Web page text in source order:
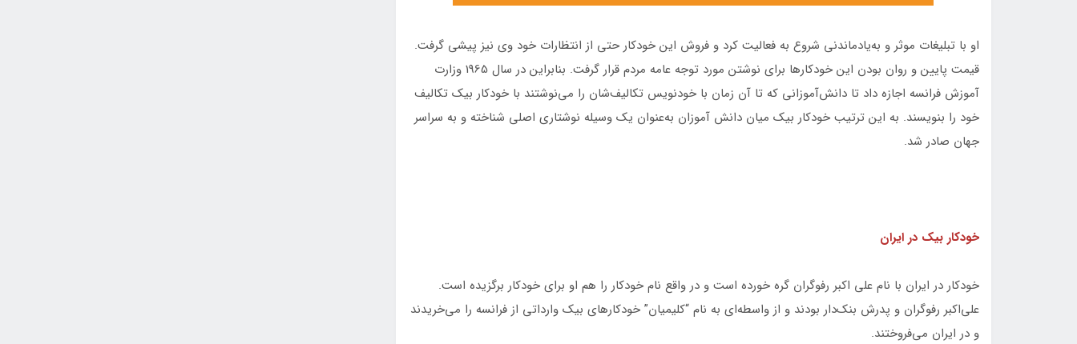
او با تبلیغات موثر و به‌یادماندنی شروع به فعالیت كرد و فروش این خودكار حتی از انتظارات خود وی نیز پیشی گرفت.
قیمت پایین و روان بودن این خودکارها برای نوشتن مورد توجه عامه مردم قرار گرفت. بنابراین در سال 1965 وزارت
آموزش فرانسه اجازه داد تا دانش‌آموزانی که تا آن زمان با خودنویس تکالیف‌شان را می‌نوشتند با خودکار بیک تکالیف
خود را بنویسند. به این ترتیب خودکار بیک میان دانش آموزان به‌عنوان یک وسیله نوشتاری اصلی شناخته و به سراسر
جهان صادر شد.
خودکار بیک در ایران
خودکار در ایران با نام علی اکبر رفوگران گره خورده است و در واقع نام خودکار را هم او برای خودکار برگزیده است.
علی‌اکبر رفوگران و پدرش بنک‌دار بودند و از واسطه‌ای به نام “کلیمیان” خودکارهای بیک وارداتی از فرانسه را می‌خریدند
و در ایران می‌فروختند.